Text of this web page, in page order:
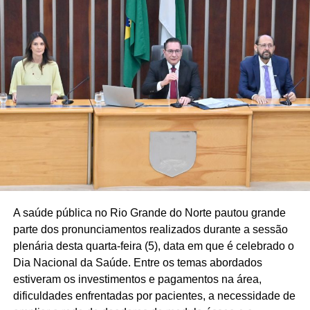
atendimentos e acompanhou cerca de cinco mil mulheres
com medidas protetivas, reforçando a fiscalização das
decisões judiciais e a proteção às vítimas.
A audiência também evidenciou a expansão da atuação
da Procuradoria Especial da Mulher da Assembleia
Legislativa (ProMulher), que completa três anos neste
mês e já contribuiu para a implantação de 60
Procuradorias da Mulher em câmaras municipais
potiguares, ampliando o acesso das mulheres aos
serviços de acolhimento psicológico, assistência social e
orientação jurídica. Outro destaque foi o lançamento do
Observatório da Mulher Potiguar contra a Violência,
plataforma desenvolvida pela Assembleia em parceria
com órgãos da segurança pública para reunir dados
sobre violência de gênero e subsidiar a formulação de
políticas públicas baseadas em evidências.
Apesar dos avanços, o debate reforçou que o
A saúde pública no Rio Grande do Norte pautou grande
parte dos pronunciamentos realizados durante a sessão
plenária desta quarta-feira (5), data em que é celebrado o
Dia Nacional da Saúde. Entre os temas abordados
estiveram os investimentos e pagamentos na área,
dificuldades enfrentadas por pacientes, a necessidade de